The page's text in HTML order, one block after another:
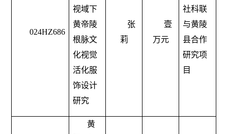
024HZ686
视域下
黄帝陵
根脉文
化视觉
活化服
饰设计
研究
张
莉
壹
万元
社科联
与黄陵
县合作
研究项
目
黄